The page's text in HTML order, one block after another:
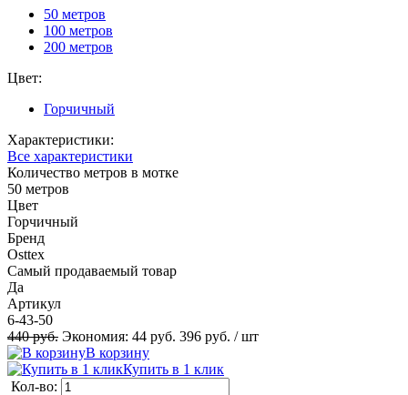
50 метров
100 метров
200 метров
Цвет:
Горчичный
Характеристики:
Все характеристики
Количество метров в мотке
50 метров
Цвет
Горчичный
Бренд
Osttex
Самый продаваемый товар
Да
Артикул
6-43-50
440 руб. Экономия: 44 руб. 396 руб. / шт
В корзину
Купить в 1 клик
Кол-во: